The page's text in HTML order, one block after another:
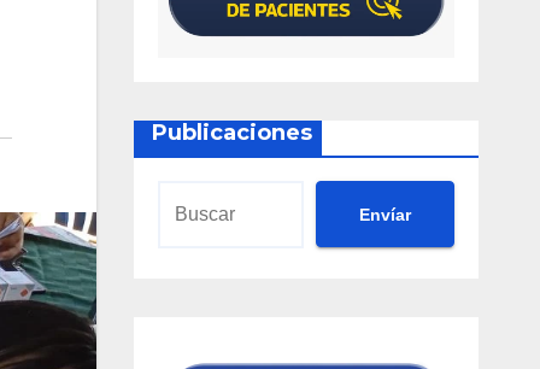
Publicaciones
Envíar